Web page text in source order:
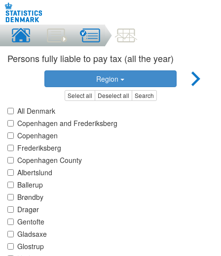
Persons fully liable to pay tax (all the year)
Region
Select all Deselect all Search
All Denmark
Copenhagen and Frederiksberg
Copenhagen
Frederiksberg
Copenhagen County
Albertslund
Ballerup
Brøndby
Dragør
Gentofte
Gladsaxe
Glostrup